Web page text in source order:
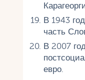
В 1943
часть
В 2007
евро.